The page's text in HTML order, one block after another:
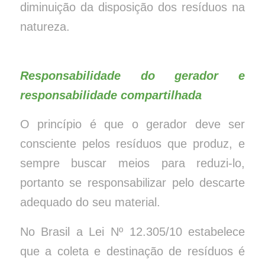
diminuição da disposição dos resíduos na
natureza.
Responsabilidade do gerador e
responsabilidade compartilhada
O princípio é que o gerador deve ser
consciente pelos resíduos que produz, e
sempre buscar meios para reduzi-lo,
portanto se responsabilizar pelo descarte
adequado do seu material.
No Brasil a Lei Nº 12.305/10 estabelece
que a coleta e destinação de resíduos é